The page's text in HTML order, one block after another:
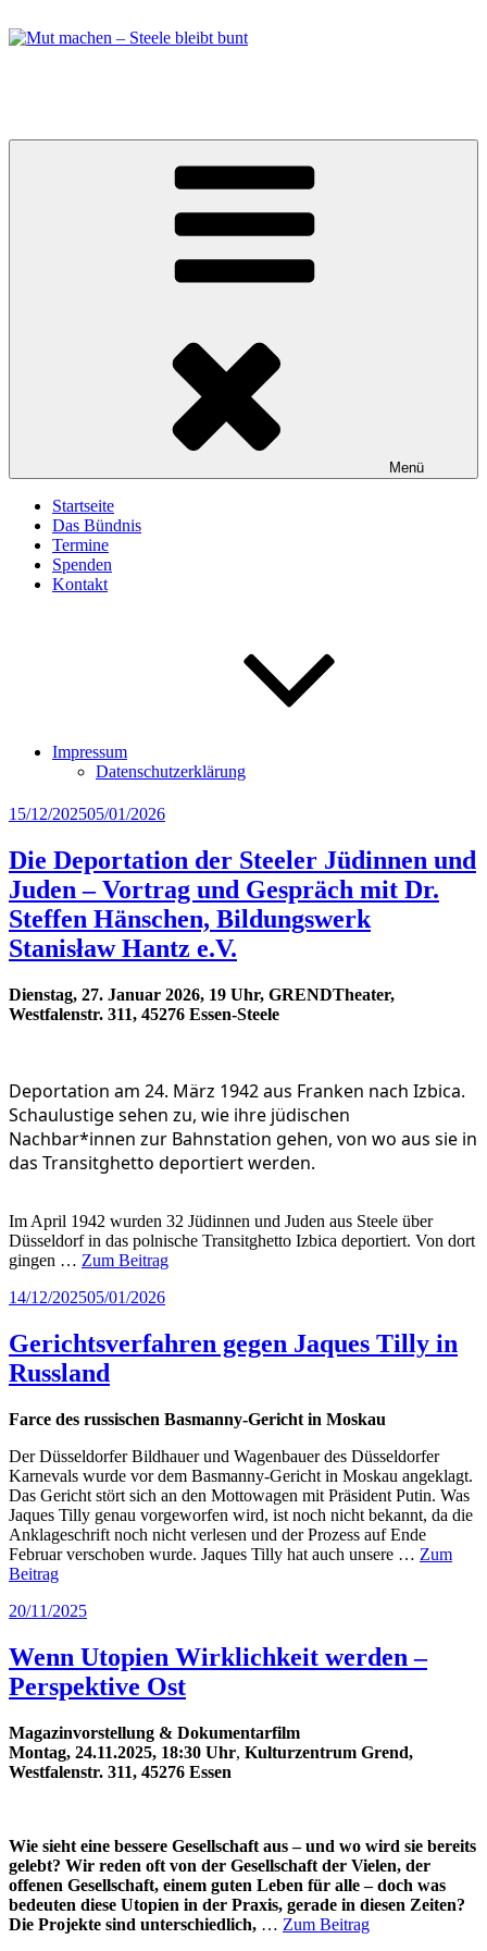
Inhalt
Menü
Startseite
Das Bündnis
Termine
Spenden
Kontakt
Impressum
Datenschutzerklärung
Veröffentlicht
15/12/202505/01/2026
Die Deportation der Steeler Jüdinnen und
Juden – Vortrag und Gespräch mit Dr.
Steffen Hänschen, Bildungswerk
Stanisław Hantz e.V.
Dienstag, 27. Januar 2026, 19 Uhr, GRENDTheater,
Westfalenstr. 311, 45276 Essen-Steele
Deportation am 24. März 1942 aus Franken nach Izbica.
Schaulustige sehen zu, wie ihre jüdischen
Nachbar*innen zur Bahnstation gehen, von wo aus sie in
das Transitghetto deportiert werden.
Im April 1942 wurden 32 Jüdinnen und Juden aus Steele über
Düsseldorf in das polnische Transitghetto Izbica deportiert. Von dort
gingen … Zum Beitrag
Veröffentlicht
14/12/202505/01/2026
Gerichtsverfahren gegen Jaques Tilly in
Russland
Farce des russischen Basmanny-Gericht in Moskau
Der Düsseldorfer Bildhauer und Wagenbauer des Düsseldorfer
Karnevals wurde vor dem Basmanny-Gericht in Moskau angeklagt.
Das Gericht stört sich an den Mottowagen mit Präsident Putin. Was
Jaques Tilly genau vorgeworfen wird, ist noch nicht bekannt, da die
Anklageschrift noch nicht verlesen und der Prozess auf Ende
Februar verschoben wurde. Jaques Tilly hat auch unsere … Zum
Beitrag
Veröffentlicht
20/11/2025
Wenn Utopien Wirklichkeit werden –
Perspektive Ost
Magazinvorstellung & Dokumentarfilm
Montag, 24.11.2025, 18:30 Uhr, Kulturzentrum Grend,
Westfalenstr. 311, 45276 Essen
Wie sieht eine bessere Gesellschaft aus – und wo wird sie bereits
gelebt? Wir reden oft von der Gesellschaft der Vielen, der
offenen Gesellschaft, einem guten Leben für alle – doch was
bedeuten diese Utopien in der Praxis, gerade in diesen Zeiten?
Die Projekte sind unterschiedlich, … Zum Beitrag